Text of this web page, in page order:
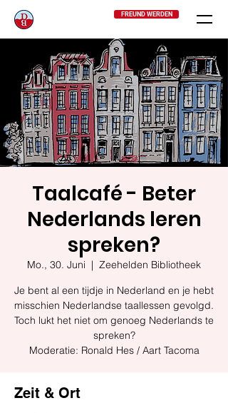
FREUND WERDEN
Taalcafé - Beter
Nederlands leren
spreken?
Mo., 30. Juni
  |
Zeehelden Bibliotheek
Je bent al een tijdje in Nederland en je hebt
misschien Nederlandse taallessen gevolgd.
Toch lukt het niet om genoeg Nederlands te
spreken?
Moderatie: Ronald Hes / Aart Tacoma
Zeit & Ort